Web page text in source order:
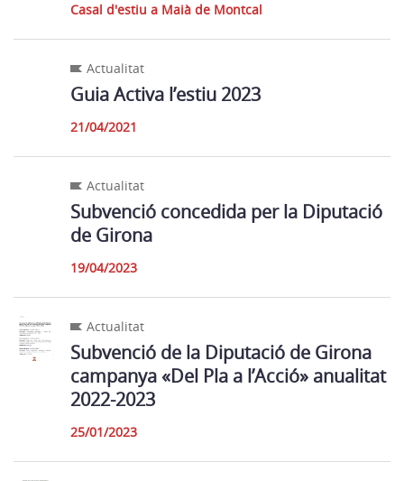
Casal d'estiu a Maià de Montcal
Actualitat
Guia Activa l’estiu 2023
21/04/2021
Actualitat
Subvenció concedida per la Diputació
de Girona
19/04/2023
Actualitat
Subvenció de la Diputació de Girona
campanya «Del Pla a l’Acció» anualitat
2022-2023
25/01/2023